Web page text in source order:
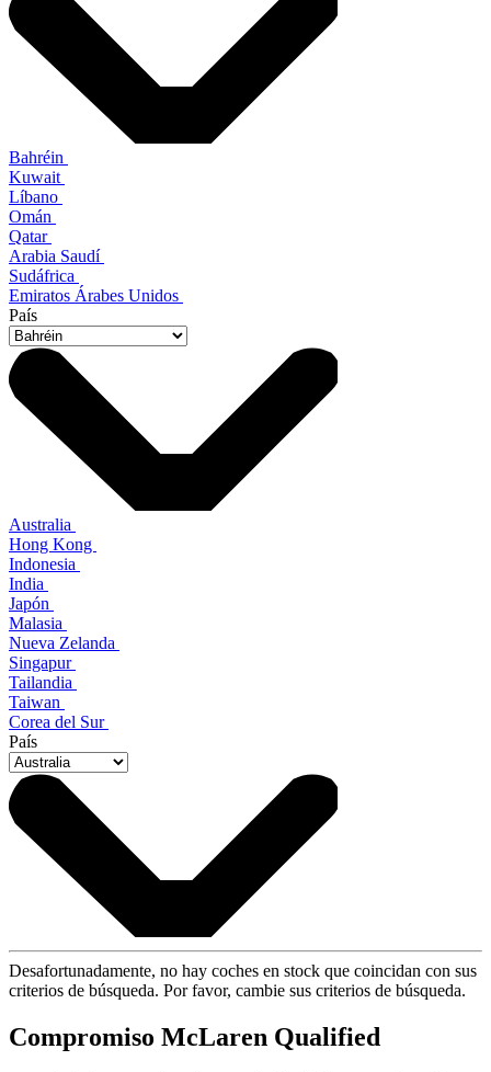
Bahréin
Kuwait
Líbano
Omán
Qatar
Arabia Saudí
Sudáfrica
Emiratos Árabes Unidos
País
Australia
Hong Kong
Indonesia
India
Japón
Malasia
Nueva Zelanda
Singapur
Tailandia
Taiwan
Corea del Sur
País
Desafortunadamente, no hay coches en stock que coincidan con sus
criterios de búsqueda. Por favor, cambie sus criterios de búsqueda.
Compromiso McLaren Qualified